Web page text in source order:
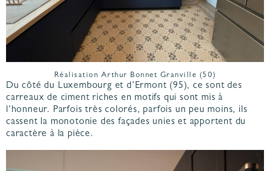
Réalisation Arthur Bonnet Granville (50)
Du côté du Luxembourg et d’Ermont (95), ce sont des
carreaux de ciment riches en motifs qui sont mis à
l’honneur. Parfois très colorés, parfois un peu moins, ils
cassent la monotonie des façades unies et apportent du
caractère à la pièce.